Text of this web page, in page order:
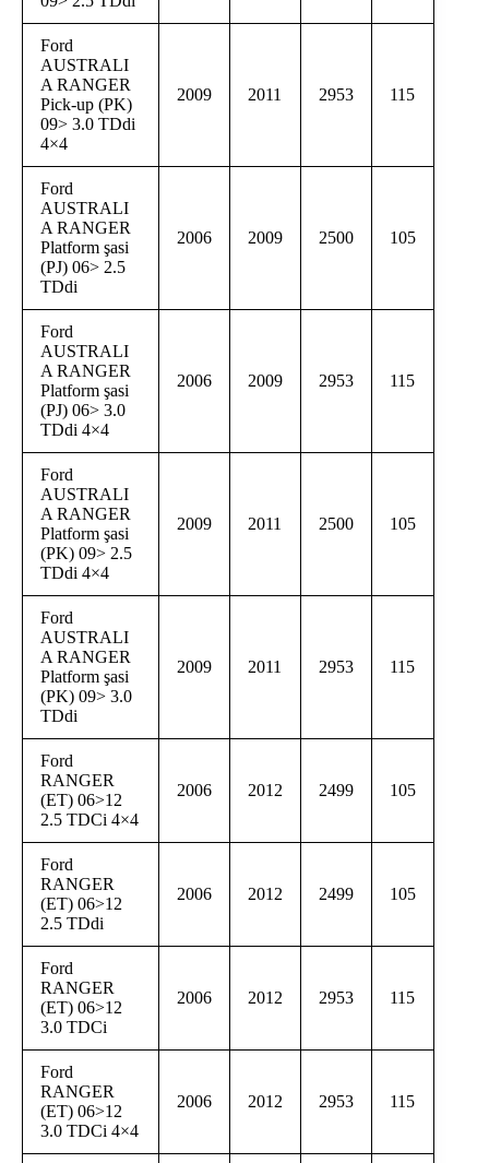
Ford
AUSTRALI
A RANGER
Pick-up (PK)
09> 3.0 TDdi
4×4
2009 2011 2953 115
Ford
AUSTRALI
A RANGER
Platform şasi
(PJ) 06> 2.5
TDdi
2006 2009 2500 105
Ford
AUSTRALI
A RANGER
Platform şasi
(PJ) 06> 3.0
TDdi 4×4
2006 2009 2953 115
Ford
AUSTRALI
A RANGER
Platform şasi
(PK) 09> 2.5
TDdi 4×4
2009 2011 2500 105
Ford
AUSTRALI
A RANGER
Platform şasi
(PK) 09> 3.0
TDdi
2009 2011 2953 115
Ford
RANGER
(ET) 06>12
2.5 TDCi 4×4
2006 2012 2499 105
Ford
RANGER
(ET) 06>12
2.5 TDdi
2006 2012 2499 105
Ford
RANGER
(ET) 06>12
3.0 TDCi
2006 2012 2953 115
Ford
RANGER
(ET) 06>12
3.0 TDCi 4×4
2006 2012 2953 115